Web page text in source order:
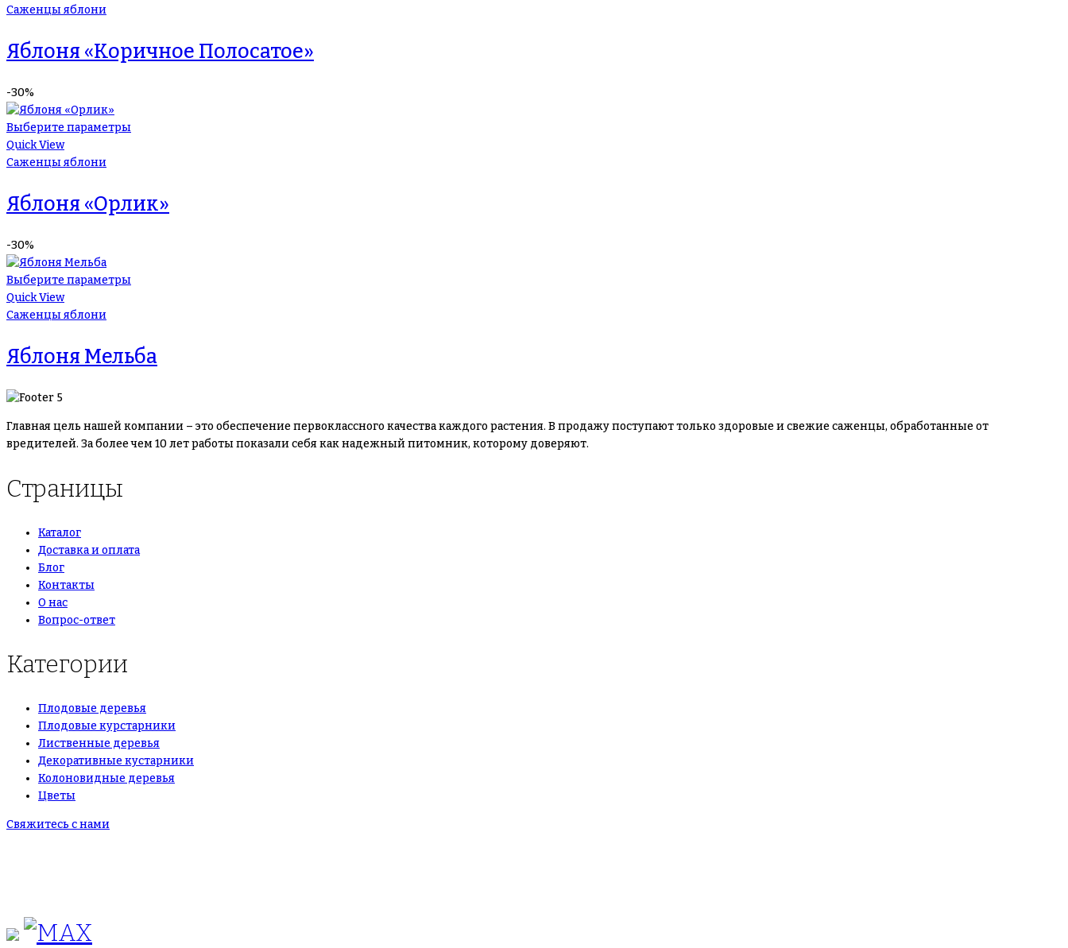
Саженцы яблони
Яблоня «Коричное Полосатое»
-30%
Выберите параметры
Quick View
Саженцы яблони
Яблоня «Орлик»
-30%
Выберите параметры
Quick View
Саженцы яблони
Яблоня Мельба
Главная цель нашей компании – это обеспечение первоклассного качества каждого растения. В продажу поступают только здоровые и свежие саженцы, обработанные от
вредителей. За более чем 10 лет работы показали себя как надежный питомник, которому доверяют.
Страницы
Каталог
Доставка и оплата
Блог
Контакты
О нас
Вопрос-ответ
Категории
Плодовые деревья
Плодовые курстарники
Лиственные деревья
Декоративные кустарники
Колоновидные деревья
Цветы
Свяжитесь с нами